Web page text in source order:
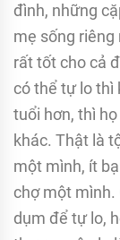
đình, những
mẹ sống
rất tốt cho cả
có thể tự lo thì
tuổi hơn, thì
khác. Thật là
một mình, ít
chợ một mình.
dụm để tự lo,